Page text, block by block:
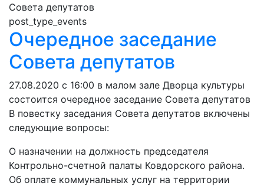
Совета депутатов
post_type_events
Очередное заседание
Совета депутатов
27.08.2020 с 16:00 в малом зале Дворца культуры
состоится очередное заседание Совета депутатов
В повестку заседания Совета депутатов включены
следующие вопросы:
О назначении на должность председателя
Контрольно-счетной палаты Ковдорского района.
Об оплате коммунальных услуг на территории